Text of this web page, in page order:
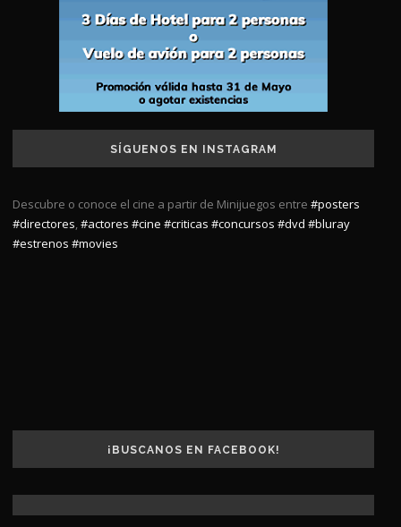
SÍGUENOS EN INSTAGRAM
Descubre o conoce el cine a partir de Minijuegos entre #posters
#directores,#actores #cine #criticas #concursos #dvd #bluray
#estrenos #movies
¡BUSCANOS EN FACEBOOK!